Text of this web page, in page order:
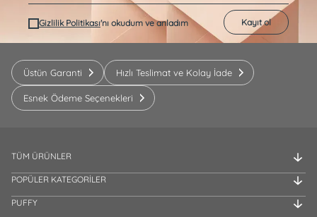
Gizlilik Politikası'nı okudum ve anladım Kayıt ol
Üstün Garanti Hızlı Teslimat ve Kolay İade
Esnek Ödeme Seçenekleri
TÜM ÜRÜNLER
POPÜLER KATEGORİLER
PUFFY